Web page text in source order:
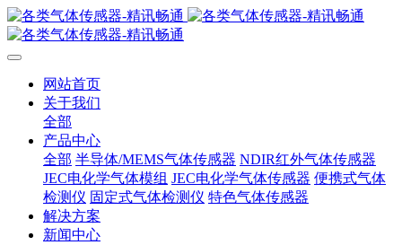
网站首页
关于我们
全部
产品中心
全部 半导体/MEMS气体传感器 NDIR红外气体传感器
JEC电化学气体模组 JEC电化学气体传感器 便携式气体
检测仪 固定式气体检测仪 特色气体传感器
解决方案
新闻中心